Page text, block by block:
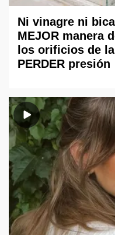
Ni vinagre ni
MEJOR manera
los orificios de
PERDER presión